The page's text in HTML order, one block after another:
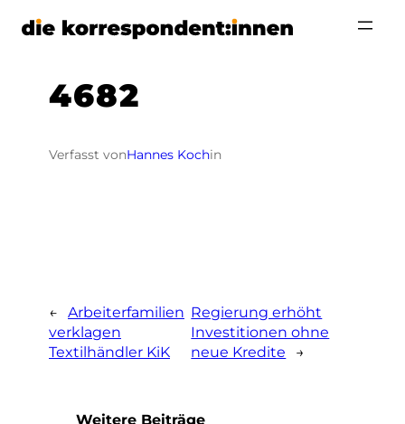
Zum
4682
Verfasst vonHannes Kochin
← Arbeiterfamilien
verklagen
Textilhändler KiK
Regierung erhöht
Investitionen ohne
neue Kredite
→
Weitere Beiträge